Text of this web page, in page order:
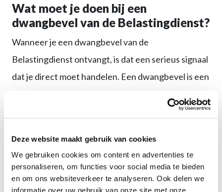
Deze website maakt gebruik van cookies
We gebruiken cookies om content en advertenties te
personaliseren, om functies voor social media te bieden
en om ons websiteverkeer te analyseren. Ook delen we
informatie over uw gebruik van onze site met onze
Wat moet je doen bij een
dwangbevel van de Belastingdienst?
Wanneer je een dwangbevel van de
Belastingdienst ontvangt, is dat een serieus signaal
dat je direct moet handelen. Een dwangbevel is een
aangeeft dat ze het recht hebben om zonder
bezittingen of inkomsten.
De eerste stap is hetzorgvuldig lezenvan het